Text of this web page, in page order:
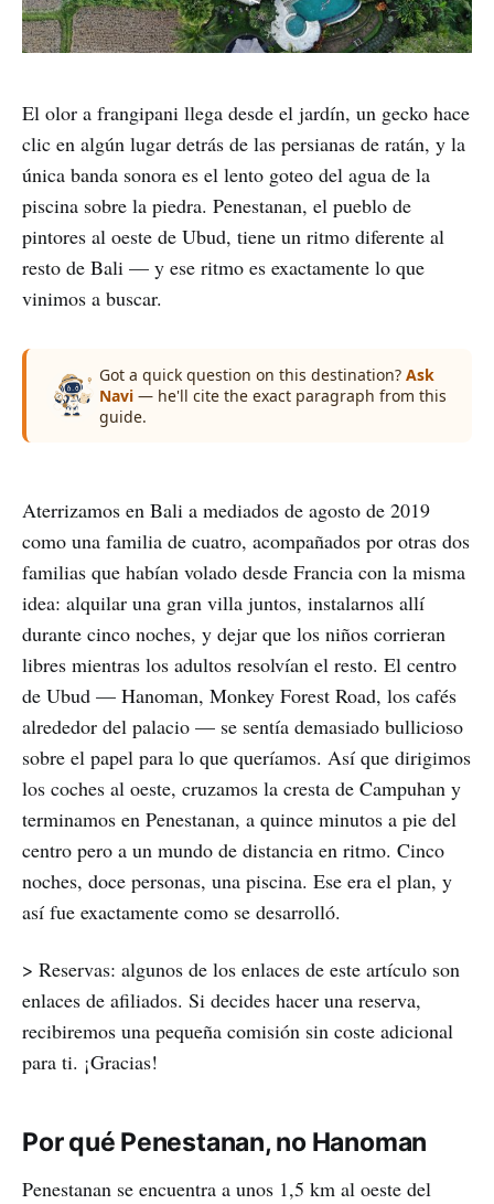
El olor a frangipani llega desde el jardín, un gecko hace
clic en algún lugar detrás de las persianas de ratán, y la
única banda sonora es el lento goteo del agua de la
piscina sobre la piedra. Penestanan, el pueblo de
pintores al oeste de Ubud, tiene un ritmo diferente al
resto de Bali — y ese ritmo es exactamente lo que
vinimos a buscar.
Got a quick question on this destination? Ask
Navi — he'll cite the exact paragraph from this
guide.
Aterrizamos en Bali a mediados de agosto de 2019
como una familia de cuatro, acompañados por otras dos
familias que habían volado desde Francia con la misma
idea: alquilar una gran villa juntos, instalarnos allí
durante cinco noches, y dejar que los niños corrieran
libres mientras los adultos resolvían el resto. El centro
de Ubud — Hanoman, Monkey Forest Road, los cafés
alrededor del palacio — se sentía demasiado bullicioso
sobre el papel para lo que queríamos. Así que dirigimos
los coches al oeste, cruzamos la cresta de Campuhan y
terminamos en Penestanan, a quince minutos a pie del
centro pero a un mundo de distancia en ritmo. Cinco
noches, doce personas, una piscina. Ese era el plan, y
así fue exactamente como se desarrolló.
> Reservas: algunos de los enlaces de este artículo son
enlaces de afiliados. Si decides hacer una reserva,
recibiremos una pequeña comisión sin coste adicional
para ti. ¡Gracias!
Por qué Penestanan, no Hanoman
Penestanan se encuentra a unos 1,5 km al oeste del